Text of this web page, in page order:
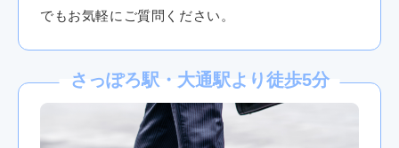
でもお気軽にご質問ください。
さっぽろ駅・大通駅より徒歩5分